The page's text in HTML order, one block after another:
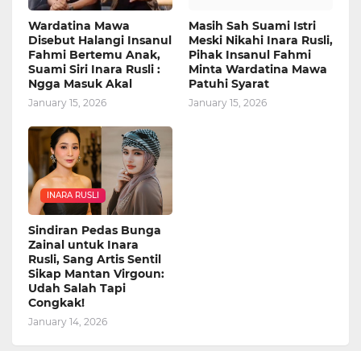
Wardatina Mawa
Disebut Halangi Insanul
Fahmi Bertemu Anak,
Suami Siri Inara Rusli :
Ngga Masuk Akal
January 15, 2026
Masih Sah Suami Istri
Meski Nikahi Inara Rusli,
Pihak Insanul Fahmi
Minta Wardatina Mawa
Patuhi Syarat
January 15, 2026
INARA RUSLI
Sindiran Pedas Bunga
Zainal untuk Inara
Rusli, Sang Artis Sentil
Sikap Mantan Virgoun:
Udah Salah Tapi
Congkak!
January 14, 2026